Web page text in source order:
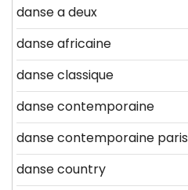
danse a deux
danse africaine
danse classique
danse contemporaine
danse contemporaine paris
danse country